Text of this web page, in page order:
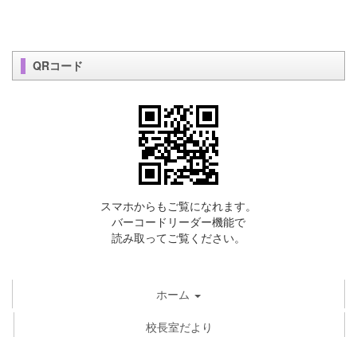
QRコード
スマホからもご覧になれます。
バーコードリーダー機能で
読み取ってご覧ください。
ホーム
校長室だより